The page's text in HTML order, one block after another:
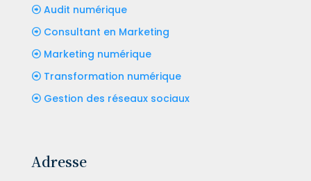
Audit numérique
Consultant en Marketing
Marketing numérique
Transformation numérique
Gestion des réseaux sociaux
Adresse